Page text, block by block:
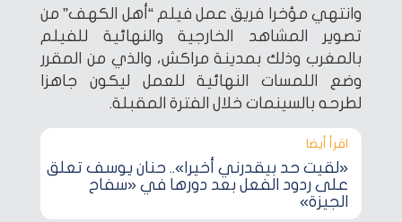
وانتهي مؤخرا فريق عمل فيلم “أهل الكهف” من
تصوير المشاهد الخارجية والنهائية للفيلم
بالمغرب وذلك بمدينة مراكش، والذي من المقرر
وضع اللمسات النهائية للعمل ليكون جاهزا
لطرحه بالسينمات خلال الفترة المقبلة.
اقرأ أيضا‎
«لقيت حد بيقدرني أخيرا».. حنان يوسف تعلق
على ردود الفعل بعد دورها في «سفاح
الجيزة»